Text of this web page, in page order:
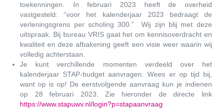
toekenningen. In februari 2023 heeft de overheid
vastgesteld: “voor het kalenderjaar 2023 bedraagt de
verleningsgrens per scholing 300.” Wij zijn blij met deze
uitspraak. Bij bureau VRIS gaat het om kennisoverdracht en
kwaliteit en deze afbakening geeft een visie weer waarin wij
volledig achterstaan.
Je kunt verchillende momenten verdeeld over het
kalenderjaar STAP-budget aanvragen. Wees er op tijd bij,
want op is op! De eerstvolgende aanvraag kun je indienen
op 28 februari 2023. Zie hieronder de directe link
https://www.stapuwv.nl/login?p=stapaanvraag